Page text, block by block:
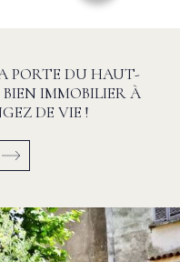
PORTE DU HAUT-
IMMOBILIER À
DE VIE !